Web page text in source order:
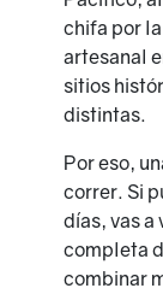
chifa por
artesanal
sitios
distintas.
Por eso,
correr. Si
días, vas a
completa
combinar